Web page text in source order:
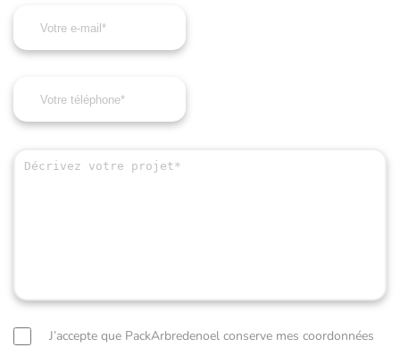
J’accepte que PackArbredenoel conserve mes coordonnées